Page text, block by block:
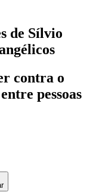
de Sílvio
contra o
pessoas